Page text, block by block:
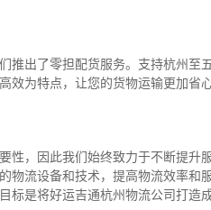
推出了零担配货服务。支持杭州
效为特点，让您的货物运输更加省心
性，因此我们始终致力于不断提
物流设备和技术，提高物流效率
标是将好运吉通杭州物流公司打